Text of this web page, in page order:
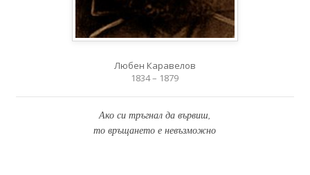
Любен Каравелов
1834 – 1879
Ако си тръгнал да вървиш,
то връщането е невъзможно